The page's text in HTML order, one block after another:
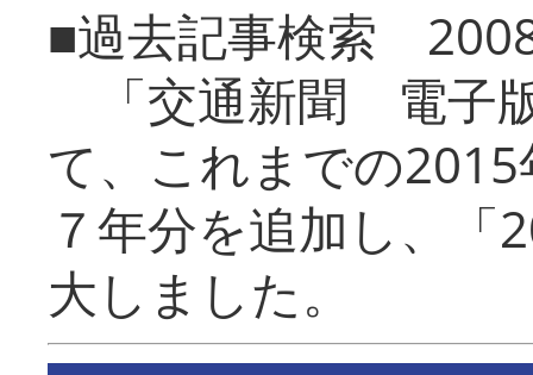
■過去記事検索
「交通新聞 電子
て、これまでの
７年分を追加し、「
大しまし